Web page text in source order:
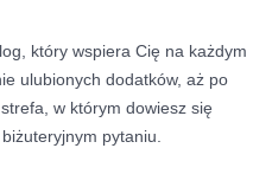
który wspiera Cię na każdym
ulubionych dodatków, aż po
w którym dowiesz się
pytaniu.